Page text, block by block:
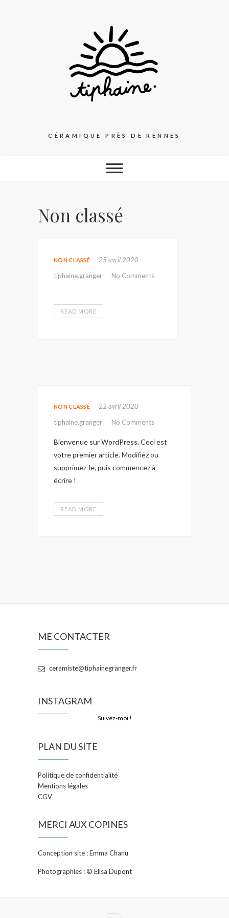
CÉRAMIQUE PRÈS DE RENNES
Non classé
NON CLASSÉ
25 avril 2020
tiphaine.granger
No Comments
READ MORE
NON CLASSÉ
22 avril 2020
tiphaine.granger
No Comments
Bienvenue sur WordPress. Ceci est
votre premier article. Modifiez ou
supprimez-le, puis commencez à
écrire !
READ MORE
ME CONTACTER
ceramiste@tiphainegranger.fr
INSTAGRAM
Suivez-moi !
PLAN DU SITE
Politique de confidentialité
Mentions légales
CGV
MERCI AUX COPINES
Conception site : Emma Chanu
Photographies : © Elisa Dupont